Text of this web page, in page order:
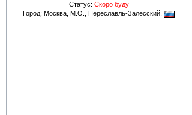
Статус: Скоро буду
Город: Москва, М.О., Переславль-Залесский,